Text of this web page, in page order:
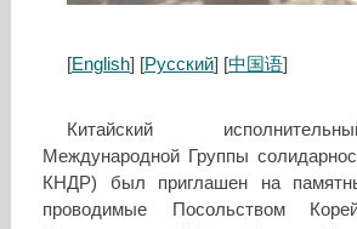
[English] [Русский] [中国语]
Китайский
Международной Группы
КНДР) был приглашен на
проводимые Посольством